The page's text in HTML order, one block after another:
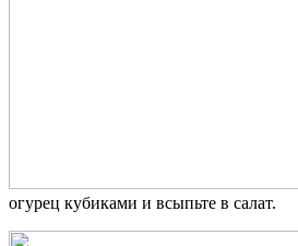
огурец кубиками и всыпьте в салат.